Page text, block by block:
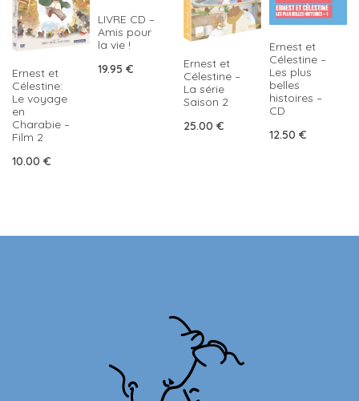
Ernest et
Célestine:
Le voyage
en
Charabie –
Film 2
10.00 €
LIVRE CD –
Amis pour
la vie !
19.95 €
Ernest et
Célestine –
La série
Saison 2
25.00 €
Ernest et
Célestine –
Les plus
belles
histoires –
CD
12.50 €